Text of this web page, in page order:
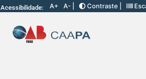
Acessibilidade: A+ A- | Contraste |